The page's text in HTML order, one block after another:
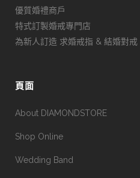
優質婚禮商戶
特式訂製婚戒專門店
為新人訂造 求婚戒指 & 結婚對戒
頁面
About DIAMONDSTORE
Shop Online
Wedding Band